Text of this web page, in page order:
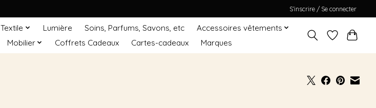
S’inscrire / Se connecter
Textile Lumière Soins, Parfums, Savons, etc
Accessoires vêtements
Mobilier Coffrets Cadeaux Cartes-cadeaux Marques